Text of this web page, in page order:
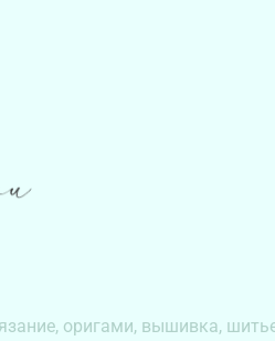
оригами, вышивка,